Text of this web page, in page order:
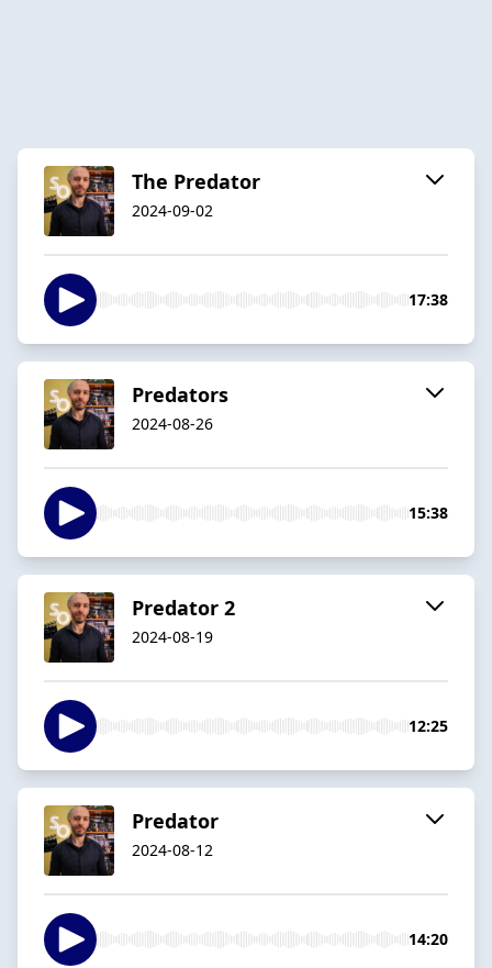
The Predator
2024-09-02
17:38
Predators
2024-08-26
15:38
Predator 2
2024-08-19
12:25
Predator
2024-08-12
14:20